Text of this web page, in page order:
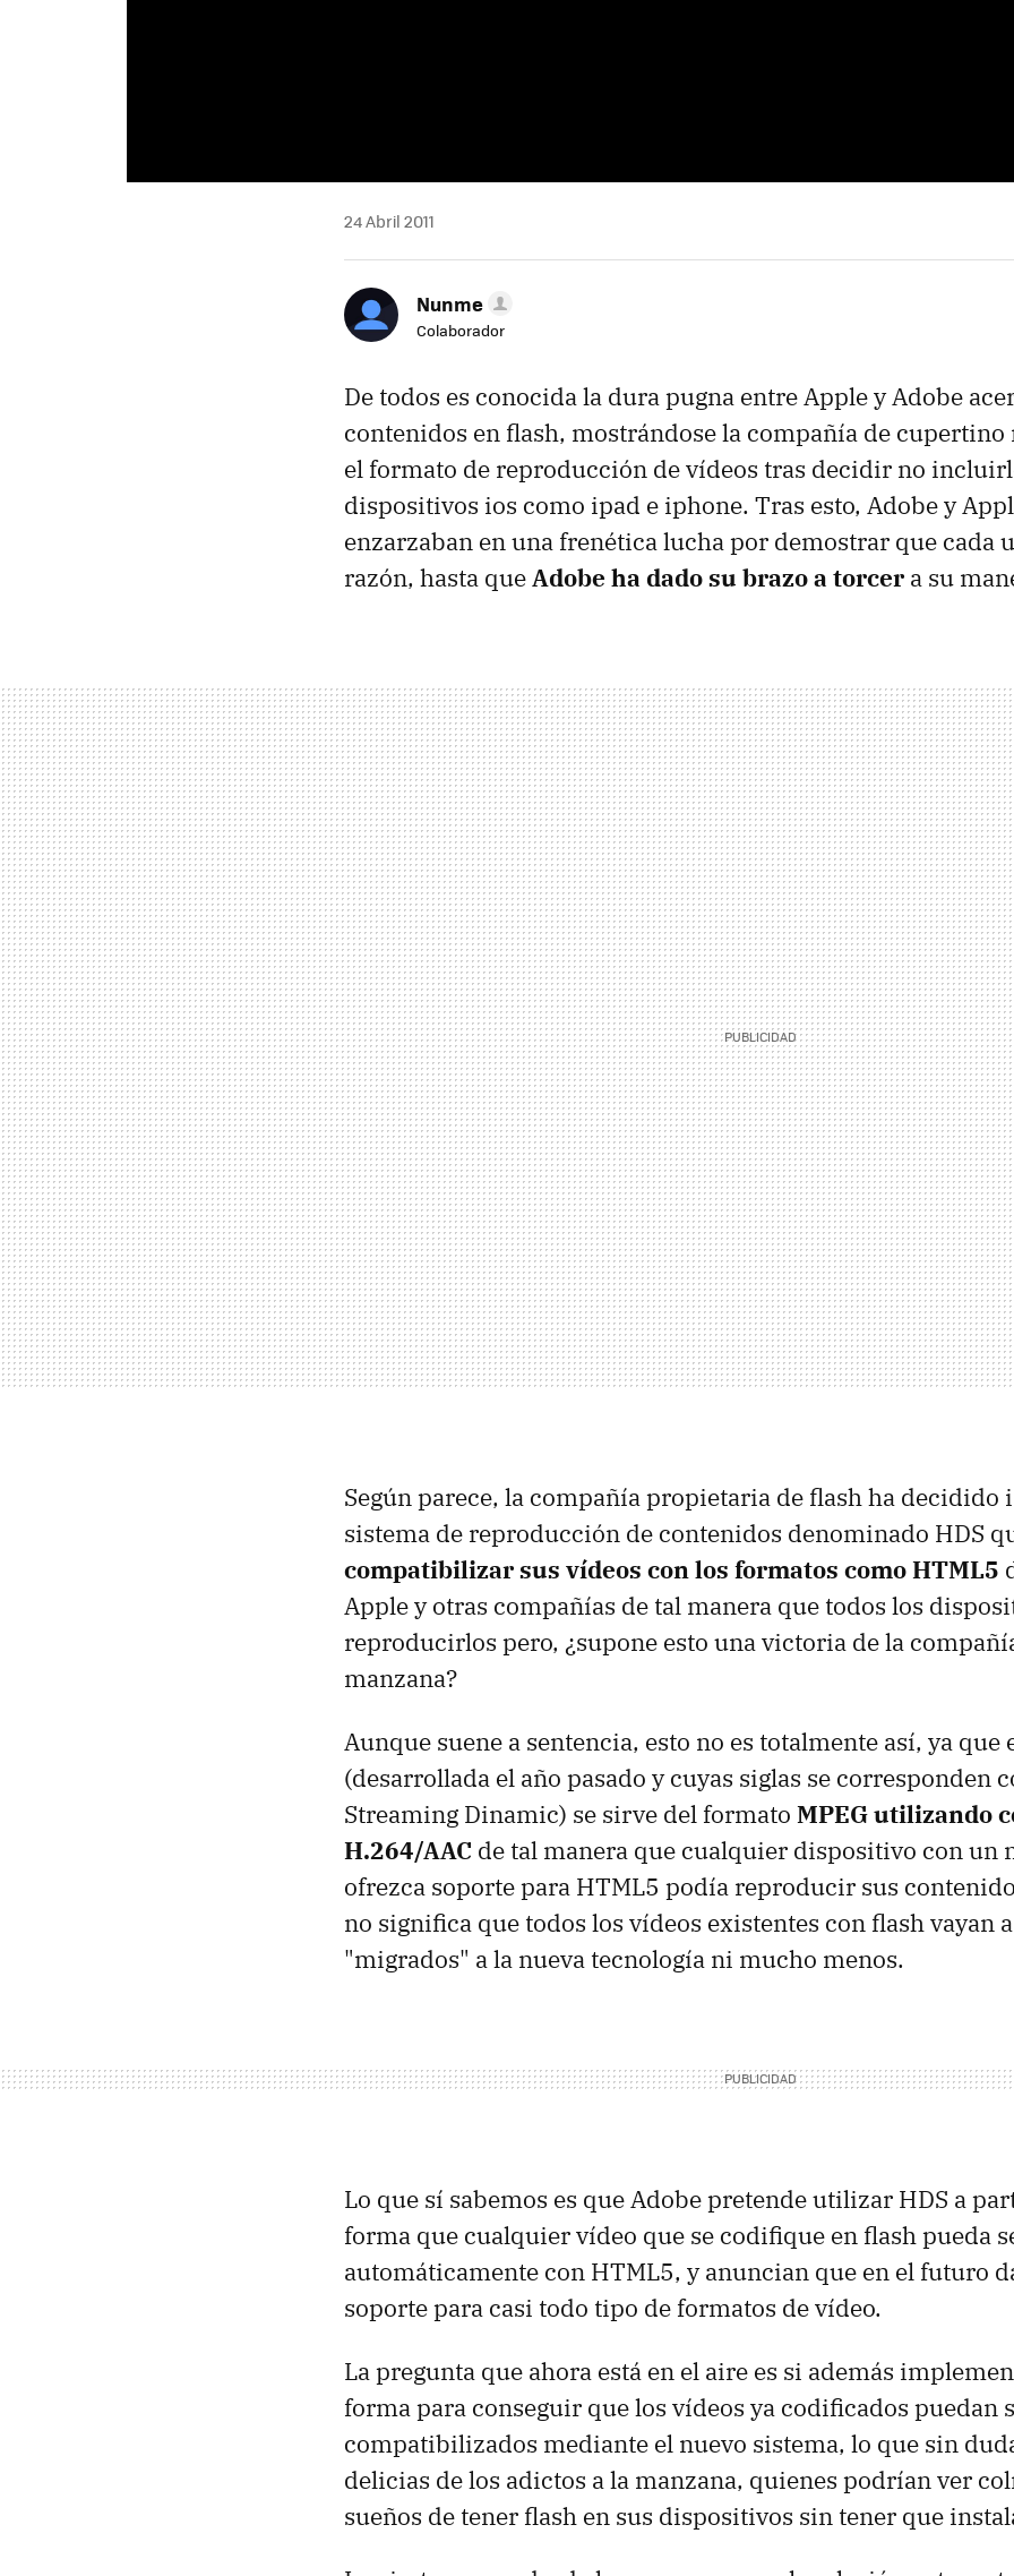
24 Abril 2011
Nunme
Colaborador
De todos es conocida la dura pugna entre Apple y Adobe
contenidos en flash, mostrándose la compañía de
el formato de reproducción de vídeos tras decidir no
dispositivos ios como ipad e iphone. Tras esto, Adobe y
enzarzaban en una frenética lucha por demostrar que cada
razón, hasta queAdobe ha dado su brazo a torcer a su
Según parece, la compañía propietaria de flash ha decidido
sistema de reproducción de contenidos denominado HDS
compatibilizar sus vídeos con los formatos como HTML5
Apple y otras compañías de tal manera que todos los
reproducirlos pero, ¿supone esto una victoria de la
manzana?
Aunque suene a sentencia, esto no es totalmente así, ya que
(desarrollada el año pasado y cuyas siglas se corresponden
Streaming Dinamic) se sirve del formato MPEG utilizando
H.264/AAC de tal manera que cualquier dispositivo con un
ofrezca soporte para HTML5 podía reproducir sus
no significa que todos los vídeos existentes con flash vayan
"migrados" a la nueva tecnología ni mucho menos.
Lo que sí sabemos es que Adobe pretende utilizar HDS a
forma que cualquier vídeo que se codifique en flash pueda
automáticamente con HTML5, y anuncian que en el futuro
soporte para casi todo tipo de formatos de vídeo.
La pregunta que ahora está en el aire es si además
forma para conseguir que los vídeos ya codificados puedan
compatibilizados mediante el nuevo sistema, lo que sin
delicias de los adictos a la manzana, quienes podrían ver
sueños de tener flash en sus dispositivos sin tener que